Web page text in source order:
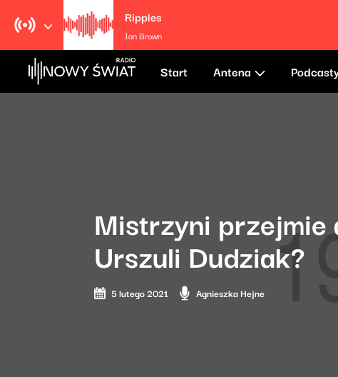
Ripples
Ian Brown
Start Antena
Mistrzyni przejmie
Urszuli Dudziak?
5 lutego 2021 Agnieszka Hejne